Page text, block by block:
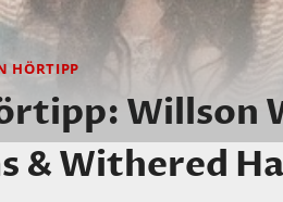
HÖRTIPP
Willson
& Withered